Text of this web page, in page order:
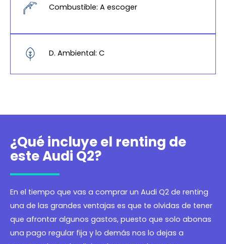
Combustible: A escoger
D. Ambiental: C
¿Qué incluye el renting de
este Audi Q2?
En el tiempo que vas a comprar un Audi Q2 de renting
una de las grandes ventajas es que te olvidas de tener
que afrontar algunos gastos, puesto que solo abonas
una pago regular fija y lo demás nos lo dejas a